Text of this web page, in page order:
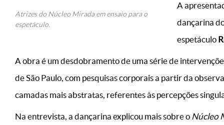
Atrizes do Núcleo Mirada em ensaio para o
espetáculo.
A
dançarina
espetáculo
A obra é um desdobramento de uma série de
de São Paulo, com pesquisas corporais a partir da
camadas mais abstratas, referentes às percepções
Na entrevista, a dançarina explicou mais sobre o Núcleo